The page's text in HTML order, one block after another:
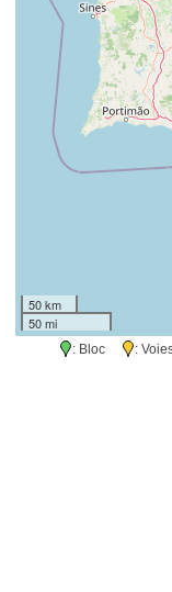
50 km
50 mi
: Bloc :